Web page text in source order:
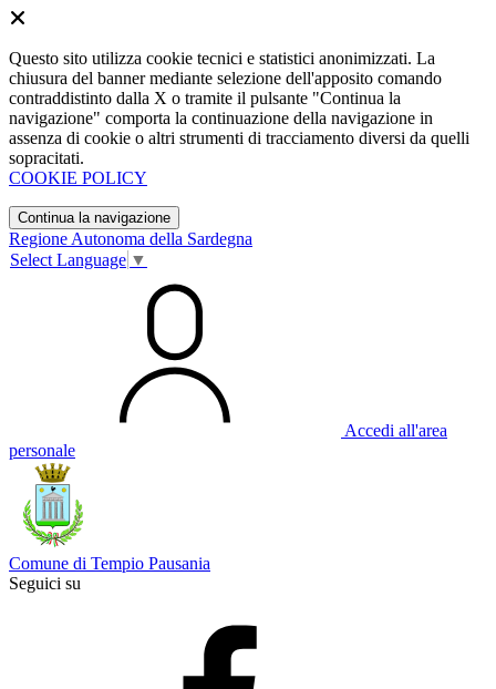
Questo sito utilizza cookie tecnici e statistici anonimizzati. La
chiusura del banner mediante selezione dell'apposito comando
contraddistinto dalla X o tramite il pulsante "Continua la
navigazione" comporta la continuazione della navigazione in
assenza di cookie o altri strumenti di tracciamento diversi da quelli
sopracitati.
COOKIE POLICY
Continua la navigazione
Regione Autonoma della Sardegna
Select Language ▼
Accedi all'area
personale
Comune di Tempio Pausania
Seguici su